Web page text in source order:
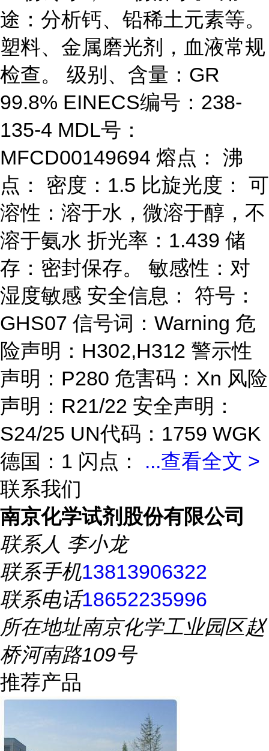
途：分析钙、铅稀土元素等。
塑料、金属磨光剂，血液常规
检查。 级别、含量：GR
99.8% EINECS编号：238-
135-4 MDL号：
MFCD00149694 熔点： 沸
点： 密度：1.5 比旋光度： 可
溶性：溶于水，微溶于醇，不
溶于氨水 折光率：1.439 储
存：密封保存。 敏感性：对
湿度敏感 安全信息： 符号：
GHS07 信号词：Warning 危
险声明：H302,H312 警示性
声明：P280 危害码：Xn 风险
声明：R21/22 安全声明：
S24/25 UN代码：1759 WGK
德国：1 闪点： ...查看全文 >
联系我们
南京化学试剂股份有限公司
联系人 李小龙
联系手机13813906322
联系电话18652235996
所在地址南京化学工业园区赵
桥河南路109号
推荐产品